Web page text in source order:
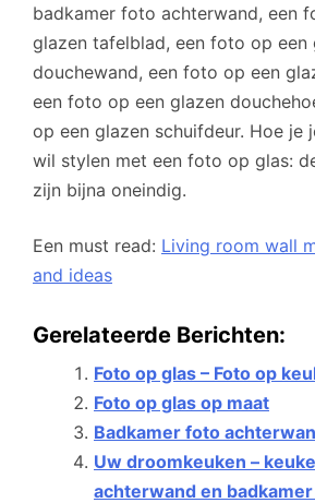
badkamer foto achterwand, een
glazen tafelblad, een foto op een
douchewand, een foto op een
een foto op een glazen
op een glazen schuifdeur. Hoe je
wil stylen met een foto op glas:
zijn bijna oneindig.
Een must read: Living room wall
and ideas
Gerelateerde Berichten:
Foto op glas – Foto op
Foto op glas op maat
Badkamer foto
Uw droomkeuken –
achterwand en